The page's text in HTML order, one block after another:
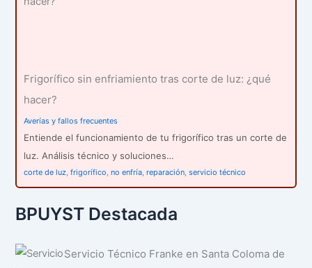
Frigorífico sin enfriamiento tras corte de luz: ¿qué
hacer?
Averías y fallos frecuentes
Entiende el funcionamiento de tu frigorífico tras un corte de
luz. Análisis técnico y soluciones…
corte de luz,frigorífico,no enfría,reparación,servicio técnico
BPUYST Destacada
Servicio Técnico Franke en Santa Coloma de